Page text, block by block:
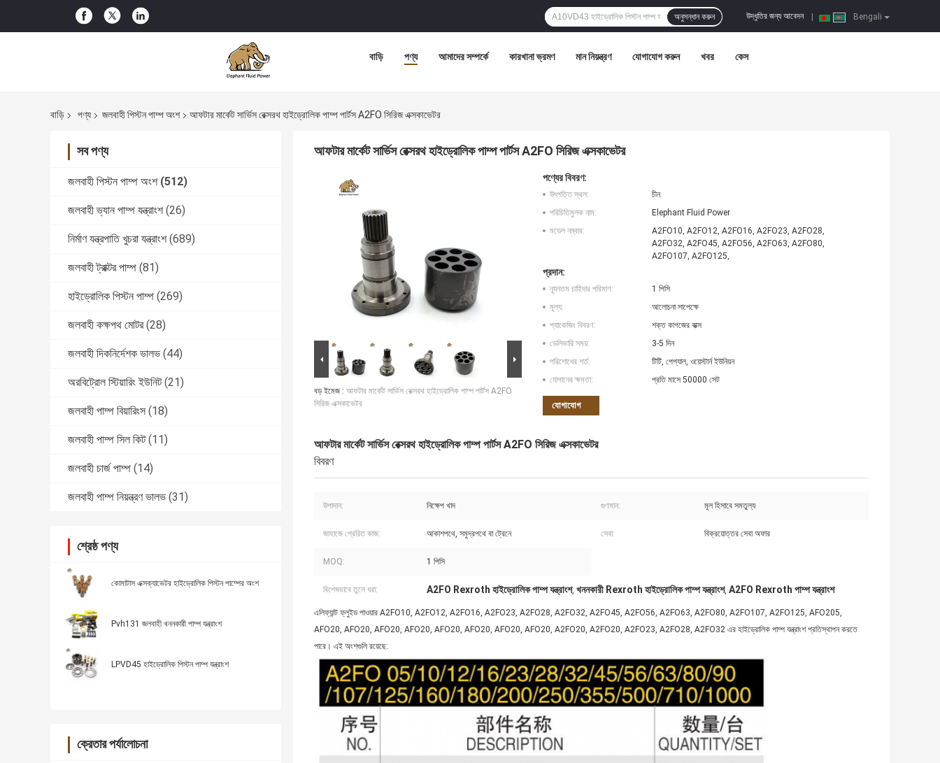
Bengali
উদ্ধৃতির জন্য আবেদন
অনুসন্ধান করুন
বাড়ি পণ্য আমাদের সম্পর্কে কারখানা ভ্রমণ মান নিয়ন্ত্রণ যোগাযোগ করুন খবর কেস
বাড়ি পণ্য জলবাহী পিস্টন পাম্প অংশ আফটার মার্কেট সার্ভিস রেক্সরথ হাইড্রোলিক পাম্প পার্টস A2FO সিরিজ এক্সকাভেটর
সব পণ্য
জলবাহী পিস্টন পাম্প অংশ (512)
জলবাহী ভ্যান পাম্প যন্ত্রাংশ (26)
নির্মাণ যন্ত্রপাতি খুচরা যন্ত্রাংশ (689)
জলবাহী ট্রাক্টর পাম্প (81)
হাইড্রোলিক পিস্টন পাম্প (269)
জলবাহী কক্ষপথ মোটর (28)
জলবাহী দিকনির্দেশক ভালভ (44)
অরবিট্রোল স্টিয়ারিং ইউনিট (21)
জলবাহী পাম্প বিয়ারিংস (18)
জলবাহী পাম্প সিল কিট (11)
জলবাহী চার্জ পাম্প (14)
জলবাহী পাম্প নিয়ন্ত্রণ ভালভ (31)
শ্রেষ্ঠ পণ্য
কোমাটাস এক্সক্যাভেটর হাইড্রোলিক পিস্টন পাম্পের অংশ
Pvh131 জলবাহী খননকারী পাম্প যন্ত্রাংশ
LPVD45 হাইড্রোলিক পিস্টন পাম্প যন্ত্রাংশ
ক্রেতার পর্যালোচনা
আফটার মার্কেট সার্ভিস রেক্সরথ হাইড্রোলিক পাম্প পার্টস A2FO সিরিজ এক্সকাভেটর
বড় ইমেজ : আফটার মার্কেট সার্ভিস রেক্সরথ হাইড্রোলিক পাম্প পার্টস A2FO
সিরিজ এক্সকাভেটর
পণ্যের বিবরণ:
উৎপত্তি স্থল:
চীন
পরিচিতিমুলক নাম:
Elephant Fluid Power
মডেল নম্বার:
A2FO10, A2FO12, A2FO16, A2FO23, A2FO28,
A2FO32, A2FO45, A2FO56, A2FO63, ​​A2FO80,
A2FO107, A2FO125,
প্রদান:
ন্যূনতম চাহিদার পরিমাণ:
1 পিসি
মূল্য:
আলোচনা সাপেক্ষে
প্যাকেজিং বিবরণ:
শক্ত কাগজের বাক্স
ডেলিভারি সময়:
3-5 দিন
পরিশোধের শর্ত:
টিটি, পেপ্যাল, ওয়েস্টার্ন ইউনিয়ন
যোগানের ক্ষমতা:
প্রতি মাসে 50000 সেট
যোগাযোগ
আফটার মার্কেট সার্ভিস রেক্সরথ হাইড্রোলিক পাম্প পার্টস A2FO সিরিজ এক্সকাভেটর
বিবরণ
উপাদান: নিক্ষেপ খাদ গুণমান: মূল হিসাবে সমতুল্য
জাহাজে প্রেরিত কাজ: আকাশপথে, সমুদ্রপথে বা ট্রেনে সেবা: বিক্রয়োত্তর সেবা অফার
MOQ: 1 পিসি
বিশেষভাবে তুলে ধরা: A2FO Rexroth হাইড্রোলিক পাম্প যন্ত্রাংশ, খননকারী Rexroth হাইড্রোলিক পাম্প যন্ত্রাংশ, A2FO Rexroth পাম্প যন্ত্রাংশ
এলিফ্যান্ট ফ্লুইড পাওয়ার A2FO10, A2FO12, A2FO16, A2FO23, A2FO28, A2FO32, A2FO45, A2FO56, A2FO63, ​​A2FO80, A2FO107, A2FO125, AFO205,
AFO20, AFO20, AFO20, AFO20, AFO20, AFO20, AFO20, AFO20, A2FO20, A2FO20, A2FO23, A2FO28, A2FO32 এর হাইড্রোলিক পাম্প যন্ত্রাংশ প্রতিস্থাপন করতে
পারে। এই অংশগুলি রয়েছে: